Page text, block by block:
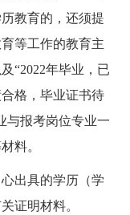
教育的，还须提
等工作的教育主
“2022年毕业，已
格，毕业证书待
与报考岗位专业一
料。
出具的学历（学
证明材料。